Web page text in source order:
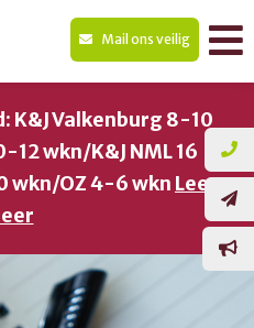
Mail ons veilig
Valkenburg 8-10
12 wkn/K&J NML 16
wkn/OZ 4-6 wkn Lees